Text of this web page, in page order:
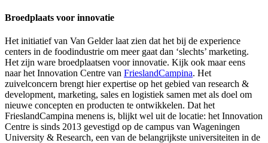
Broedplaats voor innovatie
Het initiatief van Van Gelder laat zien dat het bij de experience
centers in de foodindustrie om meer gaat dan ‘slechts’ marketing.
Het zijn ware broedplaatsen voor innovatie. Kijk ook maar eens
naar het Innovation Centre van FrieslandCampina. Het
zuivelconcern brengt hier expertise op het gebied van research &
development, marketing, sales en logistiek samen met als doel om
nieuwe concepten en producten te ontwikkelen. Dat het
FrieslandCampina menens is, blijkt wel uit de locatie: het Innovation
Centre is sinds 2013 gevestigd op de campus van Wageningen
University & Research, een van de belangrijkste universiteiten in de